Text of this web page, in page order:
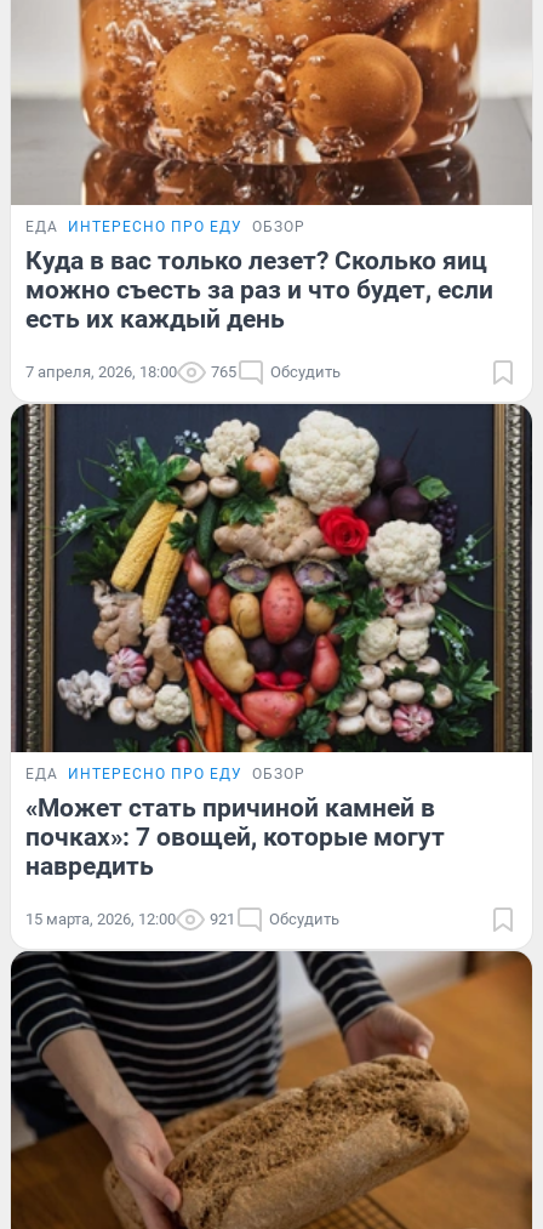
ЕДА ИНТЕРЕСНО ПРО ЕДУ ОБЗОР
Куда в вас только лезет? Сколько яиц
можно съесть за раз и что будет, если
есть их каждый день
7 апреля, 2026, 18:00 765 Обсудить
ЕДА ИНТЕРЕСНО ПРО ЕДУ ОБЗОР
«Может стать причиной камней в
почках»: 7 овощей, которые могут
навредить
15 марта, 2026, 12:00 921 Обсудить